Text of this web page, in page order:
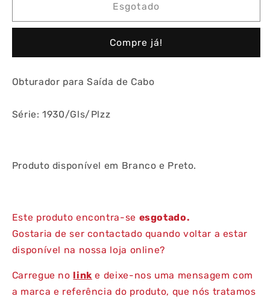
Obturador
de
Obturador
Saída
de
Esgotado
Compre já!
Obturador para Saída de Cabo
Série: 1930/Gls/Plzz
Produto disponível em Branco e Preto.
Este produto encontra-se esgotado.
Gostaria de ser contactado quando voltar a estar
disponível na nossa loja online?
Carregue no link e deixe-nos uma mensagem com
a marca e referência do produto, que nós tratamos